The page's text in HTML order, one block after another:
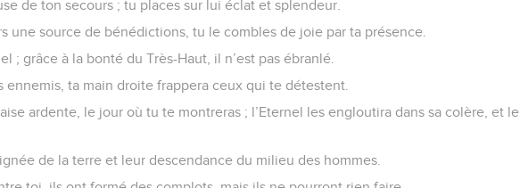
de ton secours ; tu places sur lui éclat et splendeur.
une source de bénédictions, tu le combles de joie par ta présence.
; grâce à la bonté du Très-Haut, il n’est pas ébranlé.
ennemis, ta main droite frappera ceux qui te détestent.
ardente, le jour où tu te montreras ; l’Eternel les engloutira dans sa colère, et le
de la terre et leur descendance du milieu des hommes.